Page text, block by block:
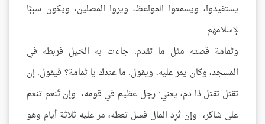
يستفيدوا، ويسمعوا المواعظ، ويروا المصلين، ويكون سببًا
لإسلامهم.
وثمامة قصته مثل ما تقدم: جاءت به الخيل فربطه في
المسجد، وكان يمر عليه، ويقول: ما عندك يا ثمامة؟ فيقول: إن
تقتل تقتل ذا دم، يعني: رجل عظيم في قومه، وإن تُنعم تنعم
على شاكر، وإن تُرِد المال فسل تعطه، مر عليه ثلاثة أيام وهو